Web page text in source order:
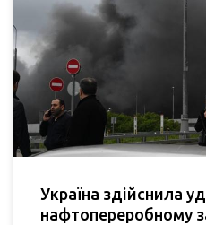
Україна здійснила
нафтопереробному